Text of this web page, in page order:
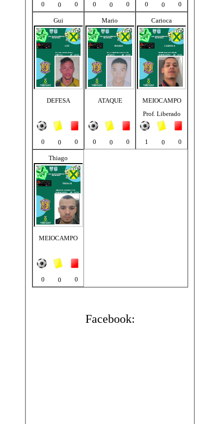
0 0 0 0 0 0 0 0 0
Gui
DEFESA
0 0 0
Mario
ATAQUE
0 0 0
Carioca
MEIOCAMPO
Prof. Liberado
1 0 0
Thiago
MEIOCAMPO
0 0 0
Facebook: